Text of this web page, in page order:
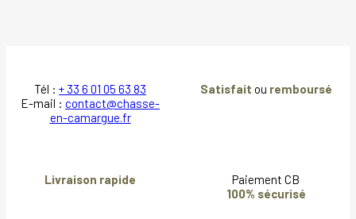
Tél : + 33 6 01 05 63 83
E-mail : contact@chasse-
en-camargue.fr
Satisfait ou remboursé
Livraison rapide
Paiement CB
100% sécurisé